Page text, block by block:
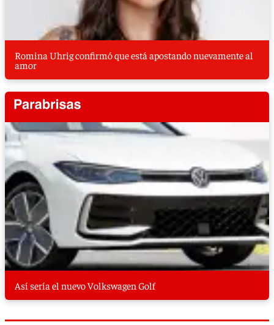
Romina Uhrig confirmó que está apostando nuevamente al
amor
Así sería el nuevo Volkswagen Golf